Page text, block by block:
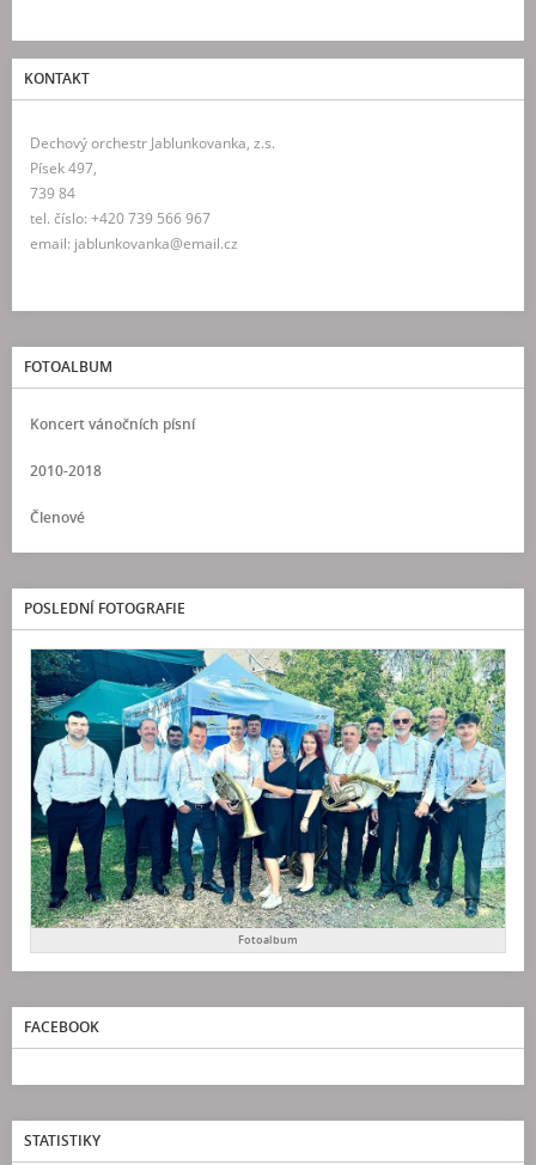
KONTAKT
Dechový orchestr Jablunkovanka, z.s.
Písek 497,
739 84
tel. číslo: +420 739 566 967
email: jablunkovanka@email.cz
FOTOALBUM
Koncert vánočních písní
2010-2018
Členové
POSLEDNÍ FOTOGRAFIE
Fotoalbum
FACEBOOK
STATISTIKY